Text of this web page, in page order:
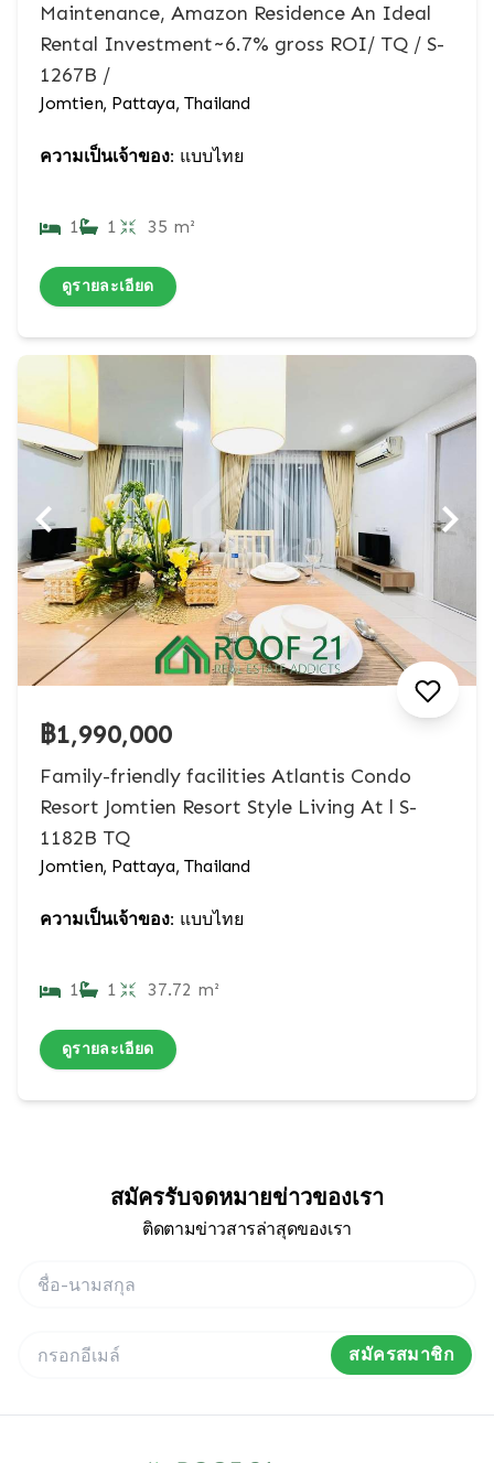
Maintenance, Amazon Residence An Ideal
Rental Investment~6.7% gross ROI/ TQ / S-
1267B /
Jomtien, Pattaya, Thailand
ความเป็นเจ้าของ: แบบไทย
1 1 35 m²
ดูรายละเอียด
฿1,990,000
Family-friendly facilities Atlantis Condo
Resort Jomtien Resort Style Living At l S-
1182B TQ
Jomtien, Pattaya, Thailand
ความเป็นเจ้าของ: แบบไทย
1 1 37.72 m²
ดูรายละเอียด
สมัครรับจดหมายข่าวของเรา
ติดตามข่าวสารล่าสุดของเรา
สมัครสมาชิก